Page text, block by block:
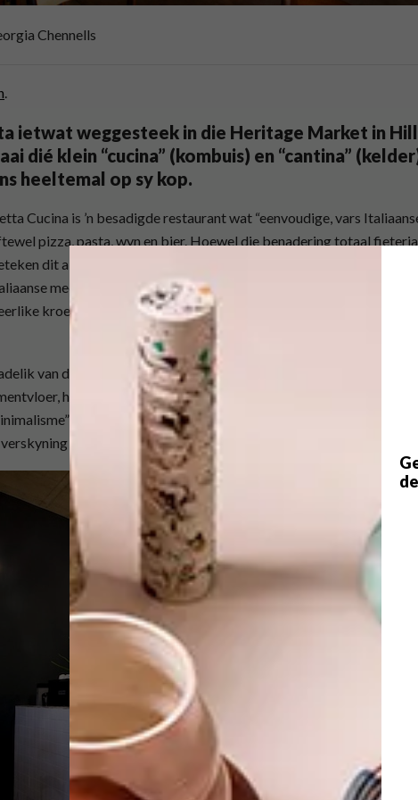
Chennells
.
ietwat weggesteek in die Heritage Market in
dié klein “cucina” (kombuis) en “cantina”
heeltemal op sy kop.
Cucina is ’n besadigde restaurant wat “eenvoudige, vars
pizza, pasta, wyn en bier. Hoewel die benadering totaal
dit allermins die klassieke bestanddele bly agterweë: Hier
meel gebruik, vars, tuisgemaakte tamatiesous en ’n
kroeggedeelte fokus op boetiekbier, ’n klein wynversameling
van die eetplek opval, is die minimalistiese, gestroopte
hope wit teëls en ’n rou betonplafon met ’n bende piepklein
vorm ’n interessante kontras met die ruim, heilsame
maak.